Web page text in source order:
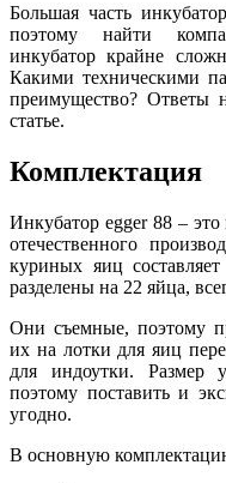
Большая часть
поэтому найти
инкубатор крайне
Какими техническими
преимущество? Ответы
статье.
Комплектация
Инкубатор egger 88 –
отечественного
куриных яиц
разделены на 22 яйца,
Они съемные, поэтому
их на лотки для яиц
для индоутки. Размер
поэтому поставить и
угодно.
В основную